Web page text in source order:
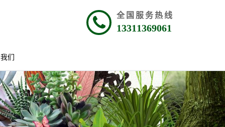
全国服务热线
13311369061
们